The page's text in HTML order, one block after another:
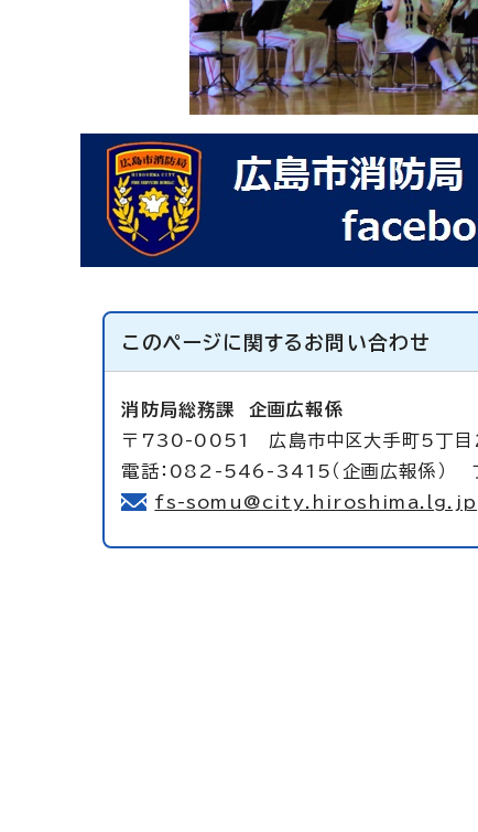
このページに関する お問い合わせ
消防局総務課 企画広報係
〒730-0051 広島市中区大手町5丁
電話：082-546-3415（企画広報係）
fs-somu@city.hiroshima.lg.jp